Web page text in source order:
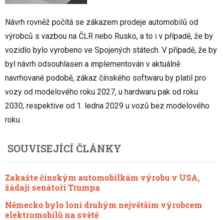
Návrh rovněž počítá se zákazem prodeje automobilů od
výrobců s vazbou na ČLR nebo Rusko, a to i v případě, že by
vozidlo bylo vyrobeno ve Spojených státech. V případě, že by
byl návrh odsouhlasen a implementován v aktuálně
navrhované podobě, zákaz čínského softwaru by platil pro
vozy od modelového roku 2027, u hardwaru pak od roku
2030, respektive od 1. ledna 2029 u vozů bez modelového
roku.
SOUVISEJÍCÍ ČLÁNKY
Zakažte čínským automobilkám výrobu v USA,
žádají senátoři Trumpa
Německo bylo loni druhým největším výrobcem
elektromobilů na světě